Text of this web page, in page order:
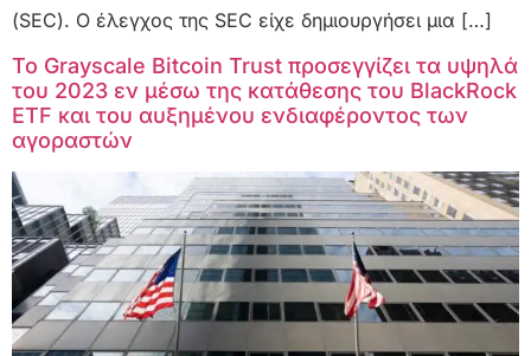
(SEC). Ο έλεγχος της SEC είχε δημιουργήσει μια […]
Το Grayscale Bitcoin Trust προσεγγίζει τα υψηλά
του 2023 εν μέσω της κατάθεσης του BlackRock
ETF και του αυξημένου ενδιαφέροντος των
αγοραστών